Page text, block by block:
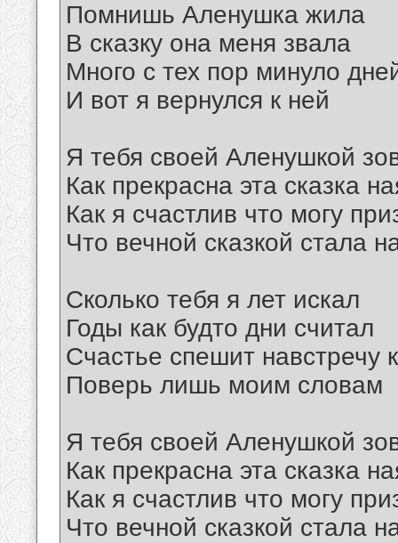
Помнишь Аленушка жила
В сказку она меня звала
Много с тех пор минуло
И вот я вернулся к ней
Я тебя своей Аленушкой
Как прекрасна эта сказка
Как я счастлив что могу
Что вечной сказкой стала
Сколько тебя я лет искал
Годы как будто дни считал
Счастье спешит навстречу
Поверь лишь моим словам
Я тебя своей Аленушкой
Как прекрасна эта сказка
Как я счастлив что могу
Что вечной сказкой стала